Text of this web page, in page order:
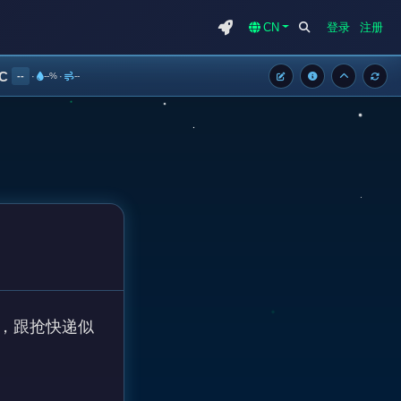
CN 登录 注册
-- · --% · --
跟抢快递似